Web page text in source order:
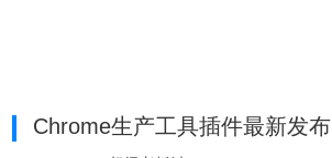
Chrome生产工具插件最新发布